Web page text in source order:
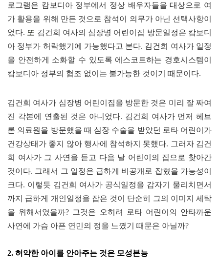
로그램은 캄보디아 정부에서 정상 배우자들을 대상으로 여
가 활용을 위해 만든 것으로 참석이 의무가 아닌 선택사항이
었다. 또 김건희 여사의 심장병 어린이집 방문일정은 캄보디
아 정부가 허락했기에 가능했다고 본다. 김건희 여사가 일정
을 안전하게 소화할 수 있도록 에스코트하는 경호시스템이
캄보디아 정부의 협조 없이는 불가능한 것이기 때문이다.
김건희 여사가 심장병 어린이집을 방문한 것은 미리 잘 짜여
진 각본에 연출된 것은 아니었다. 김건희 여사가 먼저 헤브
론 의료원을 방문했을 때 심장 수술을 받았던 로타 어린이가
건강상태가 좋지 않아 행사에 참석하지 못했다. 그러자 김건
희 여사가 그 사연을 듣고 다음 날 어린이의 집으로 찾아간
것이다. 그래서 그 일정은 급하게 비공개로 잡혔을 가능성이
크다. 이렇듯 김건희 여사가 공식일정을 갑자기 물리치면서
까지 급하게 개인일정을 잡은 것이 단순히 그의 이미지 세탁
을 위해서였을까? 그것은 오히려 로타 어린이의 안타까운
사연에 가슴 아픈 연민의 정을 느꼈기 때문은 아닐까?
2. 허약한 아이를 안아주는 것은 모성본능